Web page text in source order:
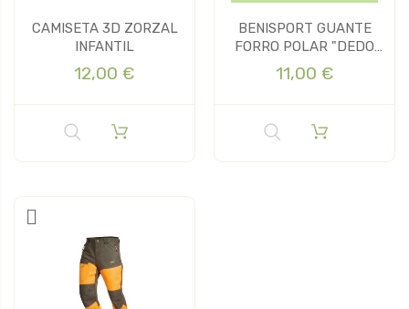
CAMISETA 3D ZORZAL
INFANTIL
12,00 €
BENISPORT GUANTE
FORRO POLAR "DEDO
CREM"
11,00 €